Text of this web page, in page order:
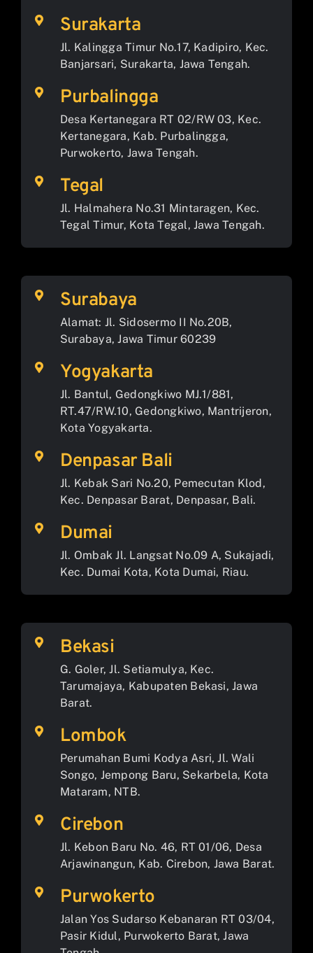
Surakarta
Jl. Kalingga Timur No.17, Kadipiro, Kec.
Banjarsari, Surakarta, Jawa Tengah.
Purbalingga
Desa Kertanegara RT 02/RW 03, Kec.
Kertanegara, Kab. Purbalingga,
Purwokerto, Jawa Tengah.
Tegal
Jl. Halmahera No.31 Mintaragen, Kec.
Tegal Timur, Kota Tegal, Jawa Tengah.
Surabaya
Alamat: Jl. Sidosermo II No.20B,
Surabaya, Jawa Timur 60239
Yogyakarta
Jl. Bantul, Gedongkiwo MJ.1/881,
RT.47/RW.10, Gedongkiwo, Mantrijeron,
Kota Yogyakarta.
Denpasar Bali
Jl. Kebak Sari No.20, Pemecutan Klod,
Kec. Denpasar Barat, Denpasar, Bali.
Dumai
Jl. Ombak Jl. Langsat No.09 A, Sukajadi,
Kec. Dumai Kota, Kota Dumai, Riau.
Bekasi
G. Goler, Jl. Setiamulya, Kec.
Tarumajaya, Kabupaten Bekasi, Jawa
Barat.
Lombok
Perumahan Bumi Kodya Asri, Jl. Wali
Songo, Jempong Baru, Sekarbela, Kota
Mataram, NTB.
Cirebon
Jl. Kebon Baru No. 46, RT 01/06, Desa
Arjawinangun, Kab. Cirebon, Jawa Barat.
Purwokerto
Jalan Yos Sudarso Kebanaran RT 03/04,
Pasir Kidul, Purwokerto Barat, Jawa